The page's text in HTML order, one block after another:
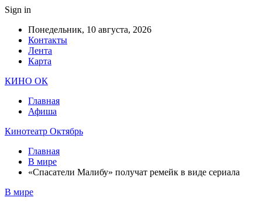
Sign in
Понедельник, 10 августа, 2026
Контакты
Лента
Карта
КИНО ОК
Главная
Афиша
Кинотеатр Октябрь
Главная
В мире
«Спасатели Малибу» получат ремейк в виде сериала
В мире